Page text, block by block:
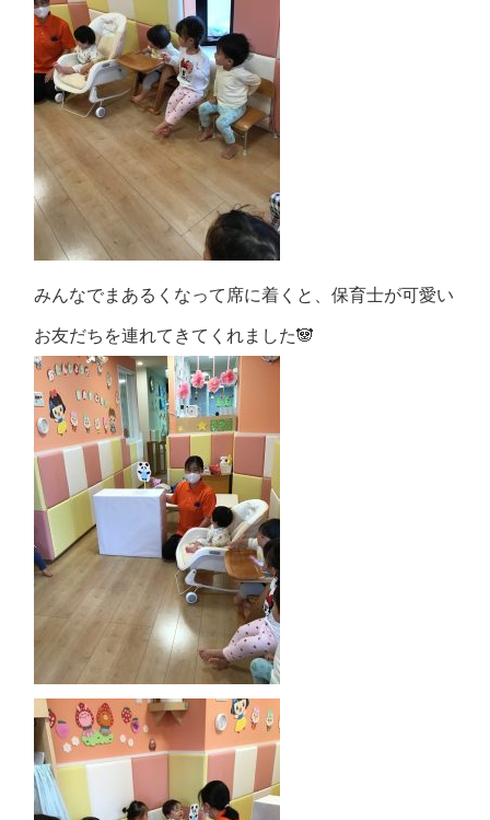
みんなでまあるくなって席に着くと、保育士が可愛い
お友だちを連れてきてくれました🐼